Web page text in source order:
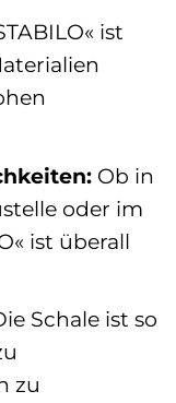
ist
Ob in
oder im
ist überall
Schale ist so
zu